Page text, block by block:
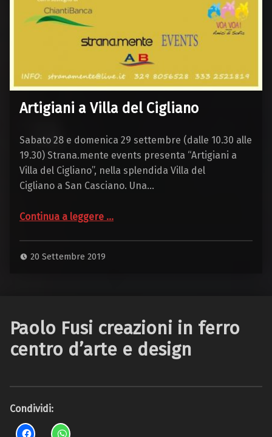
Artigiani a Villa del Cigliano
Sabato 28 e domenica 29 settembre (dalle 10.30 alle
19.30) Strana.mente events presenta “Artigiani a
Villa del Cigliano”, nella splendida Villa del
Cigliano a San Casciano. Una…
Continua a leggere …
20 Settembre 2019
Paolo Fusi creazioni in ferro
centro d’arte e design
Condividi: